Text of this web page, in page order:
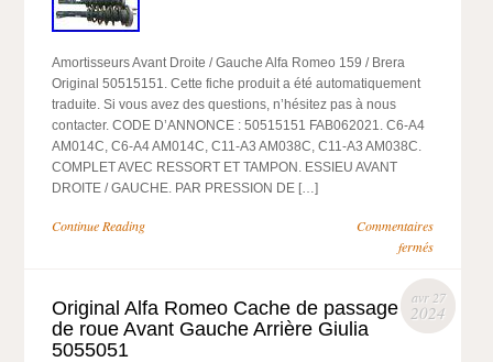
Amortisseurs Avant Droite / Gauche Alfa Romeo 159 / Brera
Original 50515151. Cette fiche produit a été automatiquement
traduite. Si vous avez des questions, n’hésitez pas à nous
contacter. CODE D’ANNONCE : 50515151 FAB062021. C6-A4
AM014C, C6-A4 AM014C, C11-A3 AM038C, C11-A3 AM038C.
COMPLET AVEC RESSORT ET TAMPON. ESSIEU AVANT
DROITE / GAUCHE. PAR PRESSION DE […]
Continue Reading
Commentaires
fermés
avr 27
2024
Original Alfa Romeo Cache de passage
de roue Avant Gauche Arrière Giulia
5055051